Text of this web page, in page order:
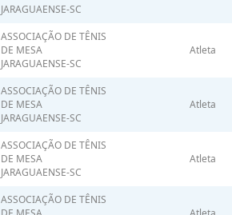
JARAGUAENSE-SC
ASSOCIAÇÃO DE TÊNIS
DE MESA
JARAGUAENSE-SC
Atleta
ASSOCIAÇÃO DE TÊNIS
DE MESA
JARAGUAENSE-SC
Atleta
ASSOCIAÇÃO DE TÊNIS
DE MESA
JARAGUAENSE-SC
Atleta
ASSOCIAÇÃO DE TÊNIS